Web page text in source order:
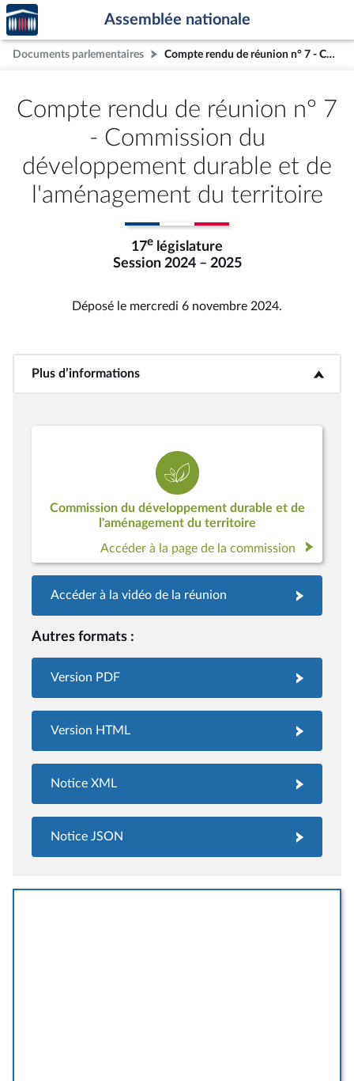
Aller au contenu
Aller en bas de la page
Accèder
à la
page
d'accueil
Assemblée nationale
Documents parlementaires Compte rendu de réunion n° 7 - Commission du développement durable et de l'aménagement du territoire
Compte rendu de réunion n° 7
- Commission du
développement durable et de
l'aménagement du territoire
17e législature
Session 2024 – 2025
Déposé le mercredi 6 novembre 2024.
Plus d’informations<b>Plus d’informations</b>
Commission du développement durable et de
l'aménagement du territoire
Accéder à la page de la commission
Accéder à la vidéo de la réunion
Autres formats :
Version PDF
Version HTML
Notice XML
Notice JSON